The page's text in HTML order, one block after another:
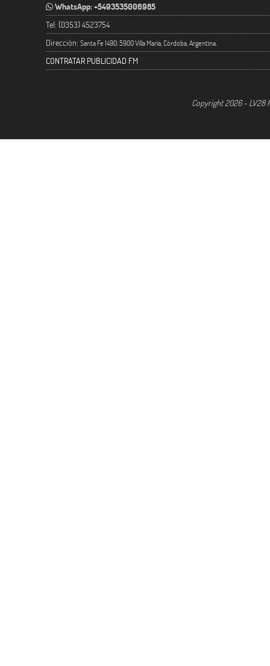
WhatsApp: +5493535006985
Tel: (0353) 4523754
Dirección: Santa Fe 1490. 5900 Villa María, Córdoba, Argentina.
CONTRATAR PUBLICIDAD FM
Copyright 2026 - LV28